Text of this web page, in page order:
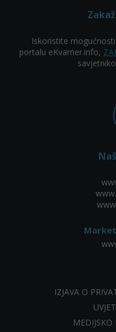
Iskoristite
portalu eKvarner.info,
IZJAVA O
MEDIJSKO